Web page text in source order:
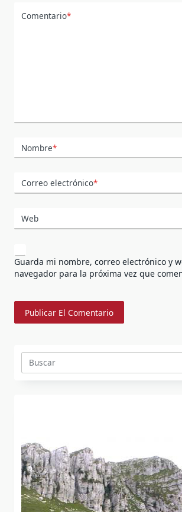
Comentario*
Nombre*
Correo electrónico*
Web
Guarda mi nombre, correo electrónico y
navegador para la próxima vez que
Buscar: